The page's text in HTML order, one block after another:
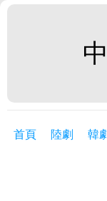
首頁 陸劇 韓